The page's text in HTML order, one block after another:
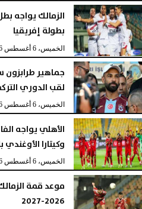
الخميس، 6 أغسطس 2026 06:04 مـ
الزمالك يواجه
بطولة إفريقيا
الخميس، 6 أغسطس 2026
جماهير
لقب الدوري
الخميس، 6 أغسطس 2026
الأهلي يواجه
وكيتارا الأوغندي
الخميس، 6 أغسطس 2026
موعد قمة
2026-2027